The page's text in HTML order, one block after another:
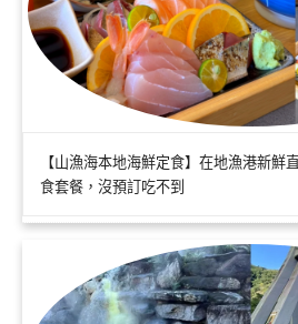
【山漁海本地海鮮定食】在地漁港新鮮
食套餐，沒預訂吃不到